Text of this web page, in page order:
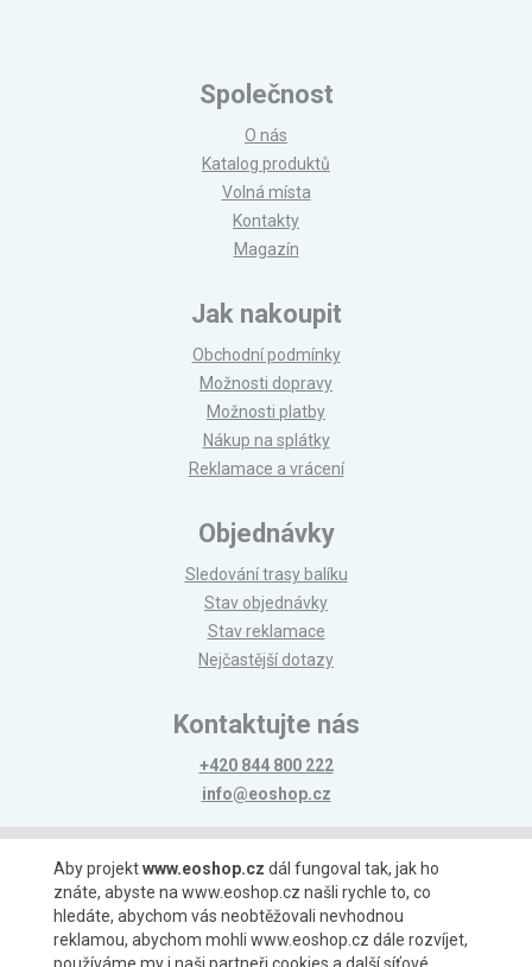
Společnost
O nás
Katalog produktů
Volná místa
Kontakty
Magazín
Jak nakoupit
Obchodní podmínky
Možnosti dopravy
Možnosti platby
Nákup na splátky
Reklamace a vrácení
Objednávky
Sledování trasy balíku
Stav objednávky
Stav reklamace
Nejčastější dotazy
Kontaktujte nás
+420 844 800 222
info@eoshop.cz
Možnosti platby
Aby projektwww.eoshop.cz dál fungoval tak, jak ho
znáte, abyste na www.eoshop.cz našli rychle to, co
hledáte, abychom vás neobtěžovali nevhodnou
reklamou, abychom mohli www.eoshop.cz dále rozvíjet,